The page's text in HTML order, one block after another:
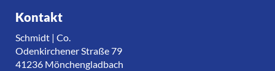
Kontakt
Schmidt | Co.
Odenkirchener Straße 79
41236 Mönchengladbach